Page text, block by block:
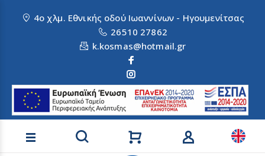
4ο χλμ. Εθνικής οδού Ιωαννίνων - Ηγουμενίτσας
26510 27862
k.kosmas@hotmail.gr
Αναζήτηση προϊόντων